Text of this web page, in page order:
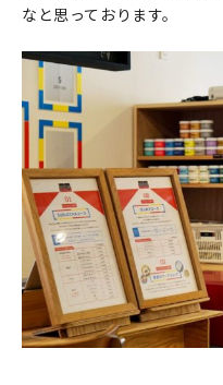
なと思っております。